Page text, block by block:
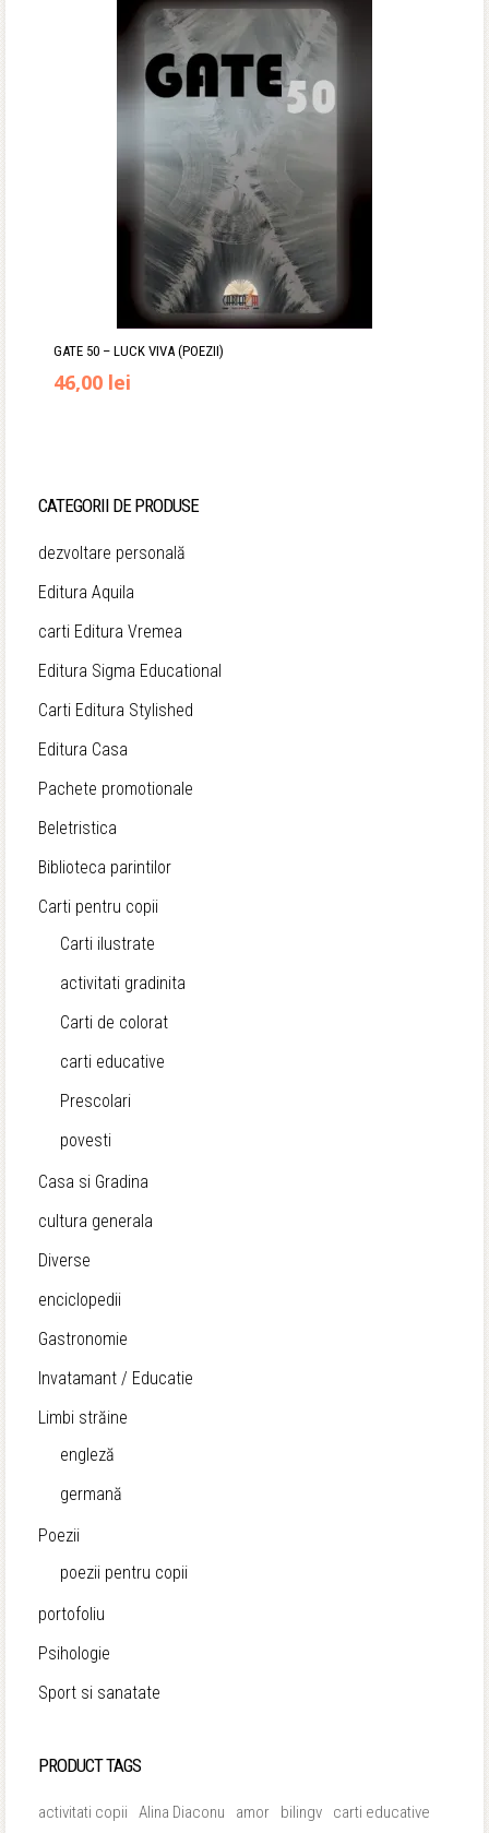
GATE 50 – LUCK VIVA (POEZII)
46,00 lei
CATEGORII DE PRODUSE
dezvoltare personală
Editura Aquila
carti Editura Vremea
Editura Sigma Educational
Carti Editura Stylished
Editura Casa
Pachete promotionale
Beletristica
Biblioteca parintilor
Carti pentru copii
Carti ilustrate
activitati gradinita
Carti de colorat
carti educative
Prescolari
povesti
Casa si Gradina
cultura generala
Diverse
enciclopedii
Gastronomie
Invatamant / Educatie
Limbi străine
engleză
germană
Poezii
poezii pentru copii
portofoliu
Psihologie
Sport si sanatate
PRODUCT TAGS
activitati copii Alina Diaconu amor bilingv
carti educative